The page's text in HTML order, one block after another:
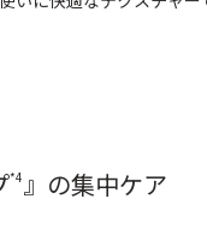
*4』の集中ケア